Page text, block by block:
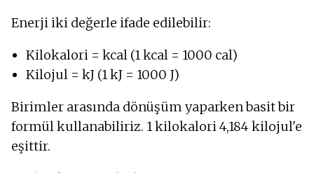
Enerji iki değerle ifade edilebilir:
Kilokalori = kcal (1 kcal = 1000 cal)
Kilojul = kJ (1 kJ = 1000 J)
Birimler arasında dönüşüm yaparken basit bir
formül kullanabiliriz. 1 kilokalori 4,184 kilojul'e
eşittir.